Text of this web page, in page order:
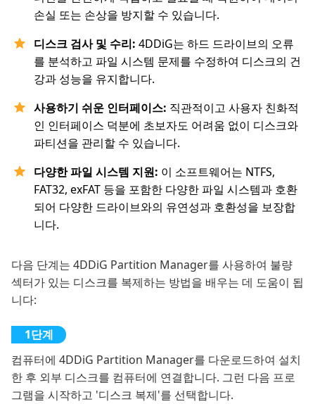
손실 또는 손상을 방지할 수 있습니다.
디스크 검사 및 수리: 4DDiG는 하드 드라이브의 오류
를 분석하고 파일 시스템 문제를 수정하여 디스크의 건
강과 성능을 유지합니다.
사용하기 쉬운 인터페이스: 직관적이고 사용자 친화적
인 인터페이스 덕분에 초보자도 어려움 없이 디스크와
파티션을 관리할 수 있습니다.
다양한 파일 시스템 지원: 이 소프트웨어는 NTFS,
FAT32, exFAT 등을 포함한 다양한 파일 시스템과 호환
되어 다양한 드라이브와의 유연성과 호환성을 보장합
니다.
다음 단계는 4DDiG Partition Manager를 사용하여 불량
섹터가 있는 디스크를 복제하는 방법을 배우는 데 도움이 됩
니다:
컴퓨터에 4DDiG Partition Manager를 다운로드하여 설치
한 후 외부 디스크를 컴퓨터에 연결합니다. 그런 다음 프로
그램을 시작하고 '디스크 복제'를 선택합니다.